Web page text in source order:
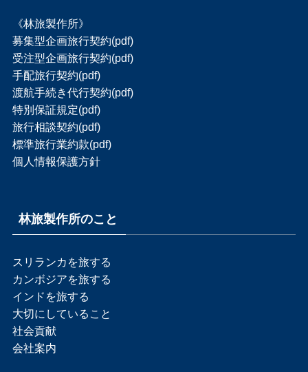
《林旅製作所》
募集型企画旅行契約(pdf)
受注型企画旅行契約(pdf)
手配旅行契約(pdf)
渡航手続き代行契約(pdf)
特別保証規定(pdf)
旅行相談契約(pdf)
標準旅行業約款(pdf)
個人情報保護方針
林旅製作所のこと
スリランカを旅する
カンボジアを旅する
インドを旅する
大切にしていること
社会貢献
会社案内